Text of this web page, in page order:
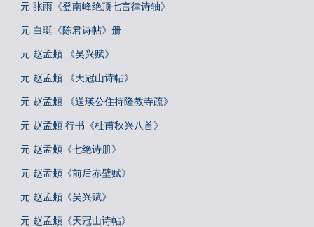
元 张雨《登南峰绝顶七言律诗轴》
元 白珽《陈君诗帖》册
元 赵孟頫 《吴兴赋》
元 赵孟頫 《天冠山诗帖》
元 赵孟頫 《送瑛公住持隆教寺疏》
元 赵孟頫 行书《杜甫秋兴八首》
元 赵孟頫《七绝诗册》
元 赵孟頫《前后赤壁赋》
元 赵孟頫《吴兴赋》
元 赵孟頫《天冠山诗帖》